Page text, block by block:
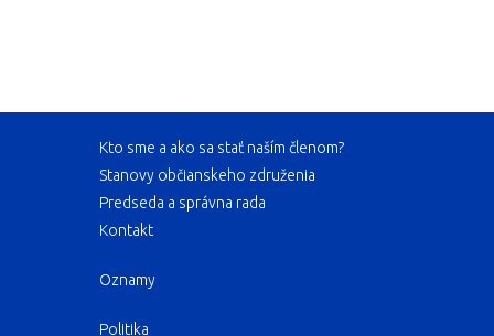
Kto sme a ako sa stať naším členom?
Stanovy občianskeho združenia
Predseda a správna rada
Kontakt
Oznamy
Politika